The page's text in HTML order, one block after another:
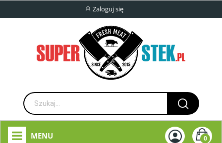
Zaloguj się
0
MENU